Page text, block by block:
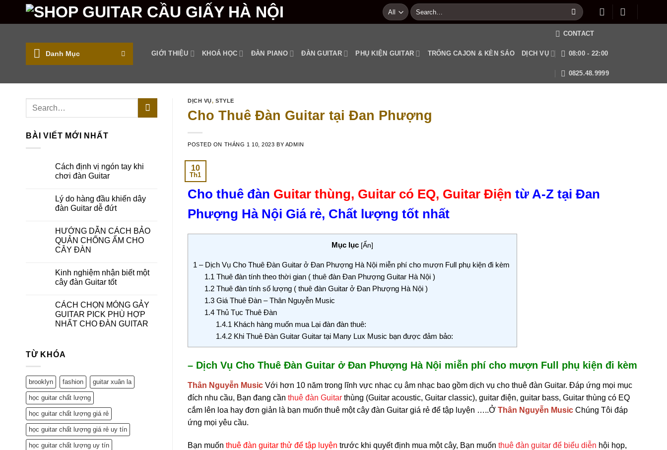
Search
for:
Danh Mục GIỚI THIỆU KHOÁ HỌC ĐÀN PIANO ĐÀN GUITAR PHỤ KIỆN GUITAR TRỐNG CAJON & KÈN SÁO DỊCH VỤ
CONTACT
08:00 - 22:00
0825.48.9999
BÀI VIẾT MỚI NHẤT
Cách định vị ngón tay khi
chơi đàn Guitar
Lý do hàng đầu khiến dây
đàn Guitar dễ đứt
HƯỚNG DẪN CÁCH BẢO
QUẢN CHỐNG ẨM CHO
CÂY ĐÀN
Kinh nghiệm nhận biết một
cây đàn Guitar tốt
CÁCH CHỌN MÓNG GẢY
GUITAR PICK PHÙ HỢP
NHẤT CHO ĐÀN GUITAR
TỪ KHÓA
brooklyn fashion guitar xuân la
học guitar chất lượng
học guitar chất lượng giá rẻ
học guitar chất lượng giá rẻ uy tín
học guitar chất lượng uy tín
DỊCH VỤ,STYLE
Cho Thuê Đàn Guitar tại Đan Phượng
POSTED ON THÁNG 1 10, 2023 BY ADMIN
10
Th1
Cho thuê đàn Guitar thùng, Guitar có EQ, Guitar Điện từ A-Z tại Đan
Phượng Hà Nội Giá rẻ, Chất lượng tốt nhất
Mục lục [Ẩn]
1 – Dịch Vụ Cho Thuê Đàn Guitar ở Đan Phượng Hà Nội miễn phí cho mượn Full phụ kiện đi kèm
1.1 Thuê đàn tính theo thời gian ( thuê đàn Đan Phượng Guitar Hà Nội )
1.2Thuê đàn tính số lượng ( thuê đàn Guitar ở Đan Phượng Hà Nội )
1.3Giá Thuê Đàn – Thân Nguyễn Music
1.4Thủ Tục Thuê Đàn
1.4.1 Khách hàng muốn mua Lại đàn đàn thuê:
1.4.2Khi Thuê Đàn Guitar Guitar tại Many Lux Music bạn được đảm bảo:
– Dịch Vụ Cho Thuê Đàn Guitar ở Đan Phượng Hà Nội miễn phí cho mượn Full phụ kiện đi kèm
Thân Nguyễn Music Với hơn 10 năm trong lĩnh vực nhạc cụ âm nhạc bao gồm dịch vụ cho thuê đàn Guitar. Đáp ứng mọi mục
đích nhu cầu, Bạn đang cần thuê đàn Guitar thùng (Guitar acoustic, Guitar classic), guitar điện, guitar bass, Guitar thùng có EQ
cắm lên loa hay đơn giản là bạn muốn thuê một cây đàn Guitar giá rẻ để tập luyện …..Ở Thân Nguyễn Music Chúng Tôi đáp
ứng mọi yêu cầu.
Bạn muốn thuê đàn guitar thử để tập luyện trước khi quyết định mua một cây, Bạn muốn thuê đàn guitar để biểu diễn hội họp,